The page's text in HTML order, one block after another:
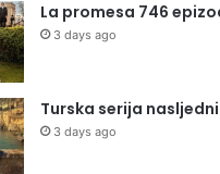
La promesa 746
3 days ago
Turska serija
3 days ago